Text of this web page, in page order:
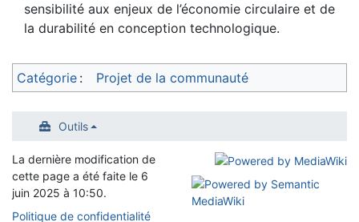
sensibilité aux enjeux de l’économie circulaire et de
la durabilité en conception technologique.
Catégorie : Projet de la communauté
Outils
La dernière modification de
cette page a été faite le 6
juin 2025 à 10:50.
Politique de confidentialité